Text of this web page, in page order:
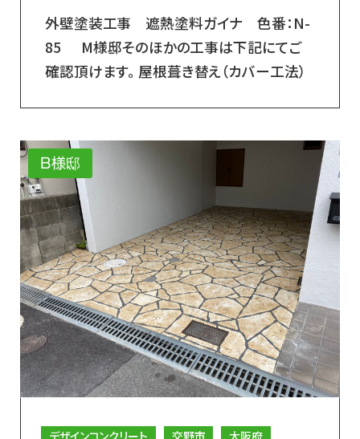
外壁塗装工事 遮熱塗料ガイナ 色番：N-
85 M様邸そのほかの工事は下記にてご
確認頂けます。 屋根葺き替え（カバー工法）
B様邸
デザインコンクリート 交野市 大阪府